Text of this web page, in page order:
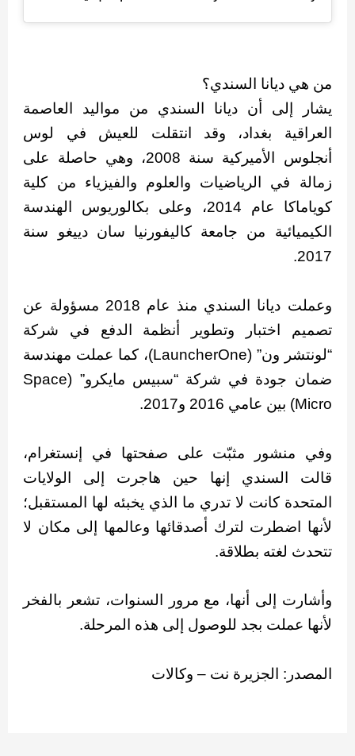
من هي ديانا السندي؟
يشار إلى أن ديانا السندي من مواليد العاصمة
العراقية بغداد، وقد انتقلت للعيش في لوس
أنجلوس الأميركية سنة 2008، وهي حاصلة على
زمالة في الرياضيات والعلوم والفيزياء من كلية
كوياماكا عام 2014، وعلى بكالوريوس الهندسة
الكيميائية من جامعة كاليفورنيا سان دييغو سنة
2017.
وعملت ديانا السندي منذ عام 2018 مسؤولة عن
تصميم اختبار وتطوير أنظمة الدفع في شركة
“لونتشر ون” (LauncherOne)، كما عملت مهندسة
ضمان جودة في شركة “سبيس مايكرو” (Space
Micro) بين عامي 2016 و2017.
وفي منشور مثبّت على صفحتها في إنستغرام،
قالت السندي إنها حين هاجرت إلى الولايات
المتحدة كانت لا تدري ما الذي يخبئه لها المستقبل؛
لأنها اضطرت لترك أصدقائها وعالمها إلى مكان لا
تتحدث لغته بطلاقة.
وأشارت إلى أنها، مع مرور السنوات، تشعر بالفخر
لأنها عملت بجد للوصول إلى هذه المرحلة.
المصدر: الجزيرة نت – وكالات